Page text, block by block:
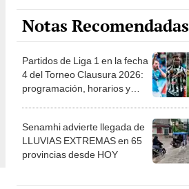
Notas Recomendadas
Partidos de Liga 1 en la fecha
4 del Torneo Clausura 2026:
programación, horarios y
Senamhi advierte llegada de
LLUVIAS EXTREMAS en 65
provincias desde HOY